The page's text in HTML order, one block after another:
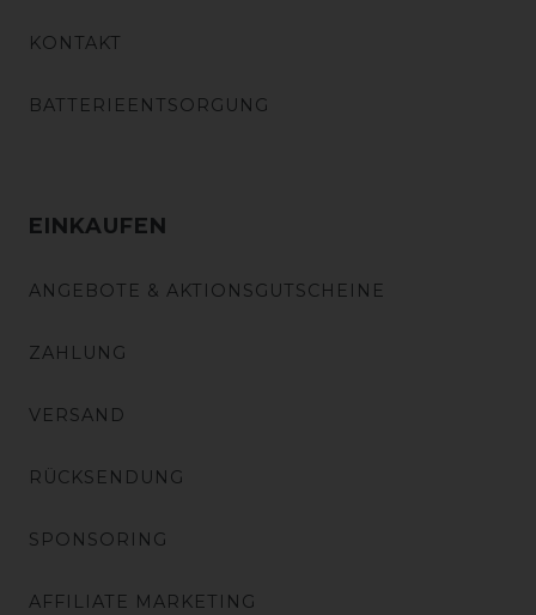
KONTAKT
BATTERIEENTSORGUNG
EINKAUFEN
ANGEBOTE & AKTIONSGUTSCHEINE
ZAHLUNG
VERSAND
RÜCKSENDUNG
SPONSORING
AFFILIATE MARKETING